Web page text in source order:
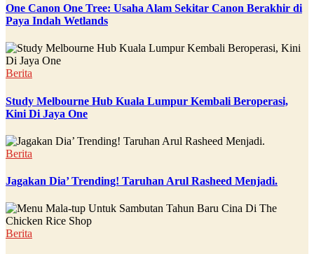
One Canon One Tree: Usaha Alam Sekitar Canon Berakhir di
Paya Indah Wetlands
Berita
Study Melbourne Hub Kuala Lumpur Kembali Beroperasi,
Kini Di Jaya One
Berita
Jagakan Dia’ Trending! Taruhan Arul Rasheed Menjadi.
Berita